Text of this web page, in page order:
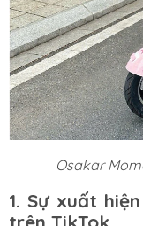
Osakar
1. Sự xuất